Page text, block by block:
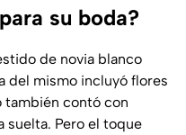
su boda?
de novia blanco
del mismo incluyó flores
también contó con
suelta. Pero el toque